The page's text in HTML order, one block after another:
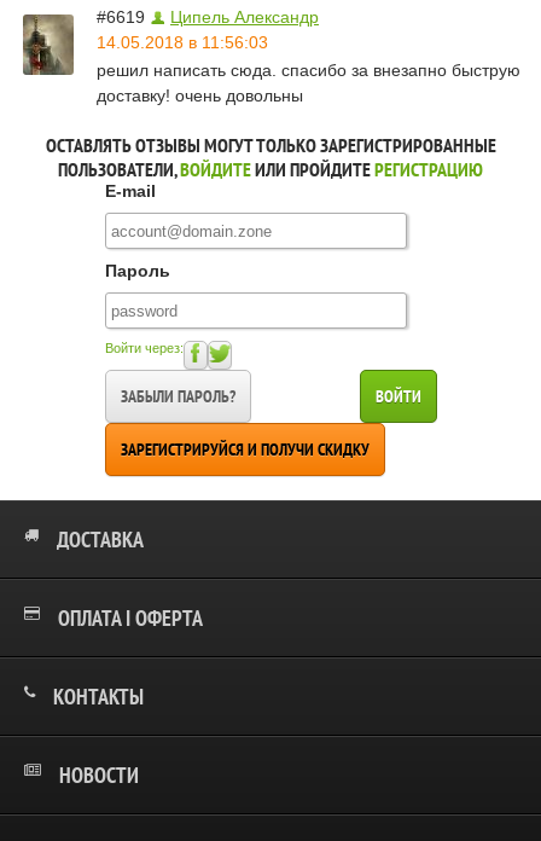
#6619
Ципель Александр
14.05.2018 в 11:56:03
решил написать сюда. спасибо за внезапно быструю
доставку! очень довольны
ОСТАВЛЯТЬ ОТЗЫВЫ МОГУТ ТОЛЬКО ЗАРЕГИСТРИРОВАННЫЕ
ПОЛЬЗОВАТЕЛИ,ВОЙДИТЕИЛИ ПРОЙДИТЕРЕГИСТРАЦИЮ
E-mail
Пароль
Войти через:
ВОЙТИ
ЗАБЫЛИ ПАРОЛЬ?
ЗАРЕГИСТРИРУЙСЯ И ПОЛУЧИ СКИДКУ
ДОСТАВКА
ОПЛАТА І ОФЕРТА
КОНТАКТЫ
НОВОСТИ